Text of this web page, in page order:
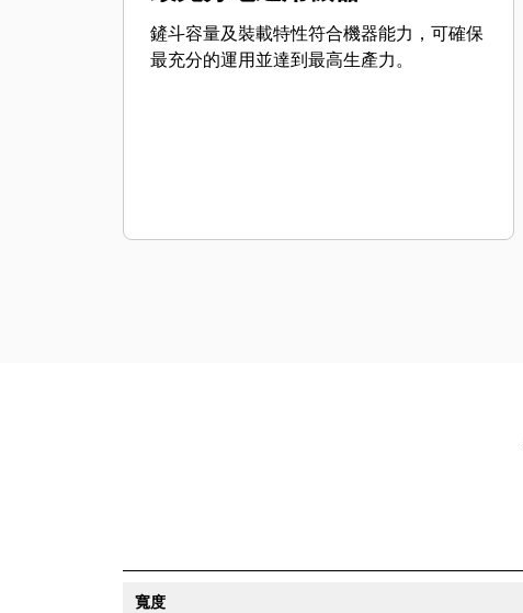
鏟斗容量及裝載特性符合機器能力，可確保
最充分的運用並達到最高生產力。
寬度